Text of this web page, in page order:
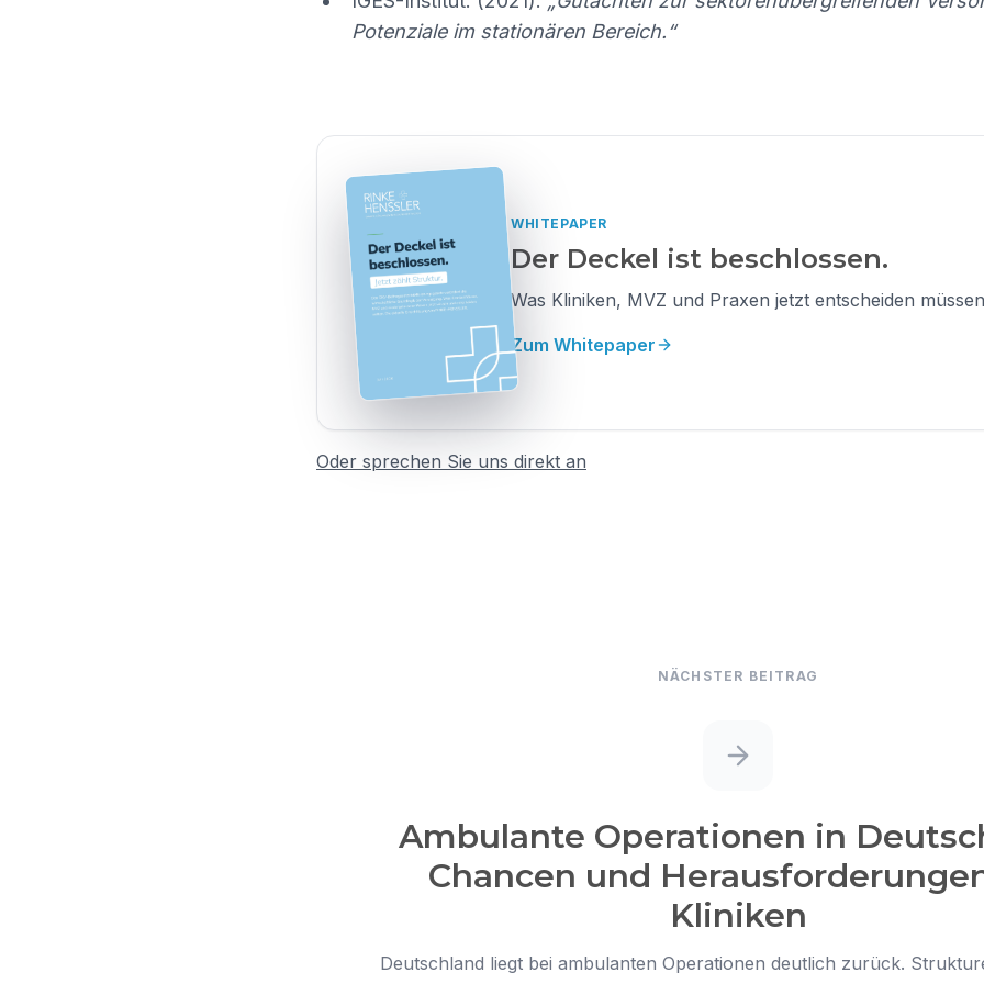
Potenziale im stationären Bereich.“
WHITEPAPER
Der Deckel ist beschlossen.
Was Kliniken, MVZ und Praxen jetzt entscheiden
Zum Whitepaper
Oder sprechen Sie uns direkt an
NÄCHSTER BEITRAG
Ambulante Operationen in
Chancen und
Kliniken
Deutschland liegt bei ambulanten Operationen deutlich zurück.